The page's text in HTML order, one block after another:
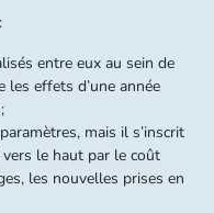
entre eux au sein de
effets d’une année
mais il s’inscrit
le haut par le coût
les nouvelles prises en